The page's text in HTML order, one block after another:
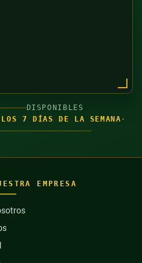
DISPONIBLES
7 DÍAS DE LA SEMANA ·
EMPRESA